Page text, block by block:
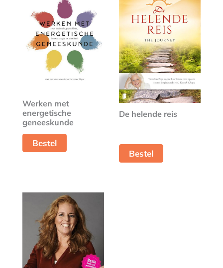
Werken met
energetische
geneeskunde
Bestel
De helende reis
Bestel